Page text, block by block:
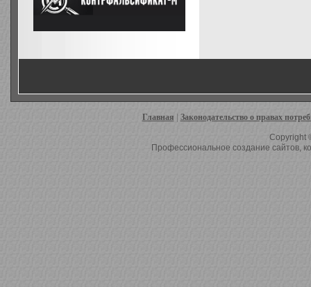
Главная Законодательство о правах
Copyright
Профессиональное создание сайтов,